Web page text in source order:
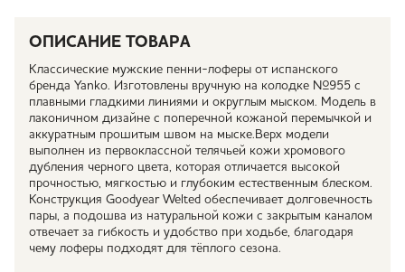
ОПИСАНИЕ ТОВАРА
Классические мужские пенни-лоферы от испанского
бренда Yanko. Изготовлены вручную на колодке №955 с
плавными гладкими линиями и округлым мыском. Модель в
лаконичном дизайне с поперечной кожаной перемычкой и
аккуратным прошитым швом на мыске.Верх модели
выполнен из первоклассной телячьей кожи хромового
дубления черного цвета, которая отличается высокой
прочностью, мягкостью и глубоким естественным блеском.
Конструкция Goodyear Welted обеспечивает долговечность
пары, а подошва из натуральной кожи с закрытым каналом
отвечает за гибкость и удобство при ходьбе, благодаря
чему лоферы подходят для тёплого сезона.